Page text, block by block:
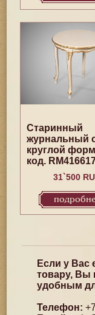
Старинный
журнальный
круглой
код.
31`500
Если у Вас
товару, Вы
удобным
Телефон: